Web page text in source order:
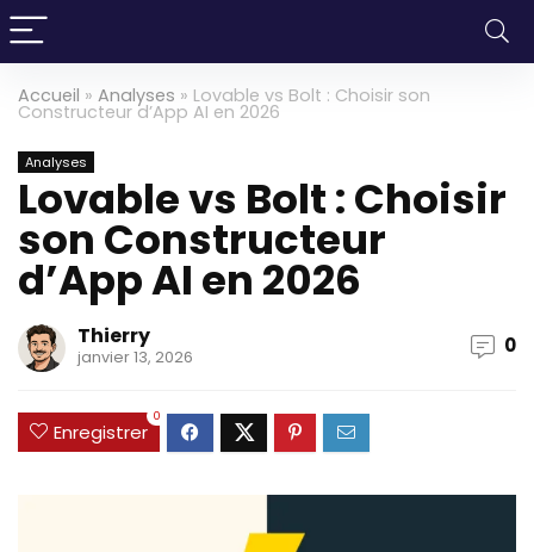
Accueil » Analyses » Lovable vs Bolt : Choisir son
Constructeur d’App AI en 2026
Analyses
Lovable vs Bolt : Choisir
son Constructeur
d’App AI en 2026
Thierry
janvier 13, 2026 0
Enregistrer
0